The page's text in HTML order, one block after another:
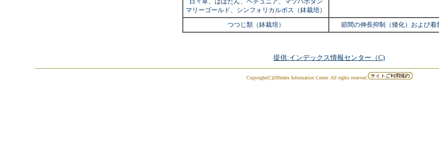
マリーゴールド、シンフォリカルボス（鉢栽培）
つつじ類（鉢栽培） 節間の伸長抑制（矮化）および着
提供:インデックス情報センター（C)
Copyright(C)200ndex Information Center. All rights reserved.